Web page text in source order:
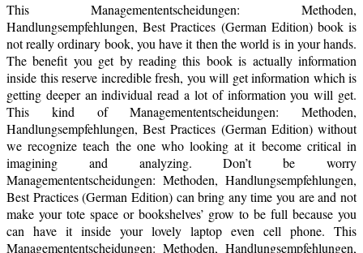
This Managemententscheidungen: Methoden,
Handlungsempfehlungen, Best Practices (German Edition) book is
not really ordinary book, you have it then the world is in your hands.
The benefit you get by reading this book is actually information
inside this reserve incredible fresh, you will get information which is
getting deeper an individual read a lot of information you will get.
This kind of Managemententscheidungen: Methoden,
Handlungsempfehlungen, Best Practices (German Edition) without
we recognize teach the one who looking at it become critical in
imagining and analyzing. Don’t be worry
Managemententscheidungen: Methoden, Handlungsempfehlungen,
Best Practices (German Edition) can bring any time you are and not
make your tote space or bookshelves’ grow to be full because you
can have it inside your lovely laptop even cell phone. This
Managemententscheidungen: Methoden, Handlungsempfehlungen,